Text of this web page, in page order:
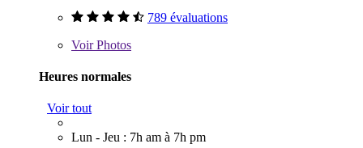
789 évaluations
VoirPhotos
Heures normales
Voir tout
Lun - Jeu : 7h am à 7h pm